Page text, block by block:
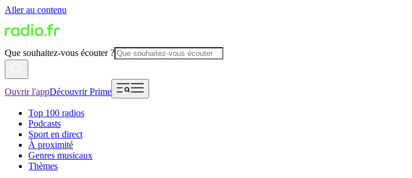
Aller au contenu
Que souhaitez-vous écouter ?
Ouvrir l'appDécouvrir Prime
Top 100 radios
Podcasts
Sport en direct
À proximité
Genres musicaux
Thèmes